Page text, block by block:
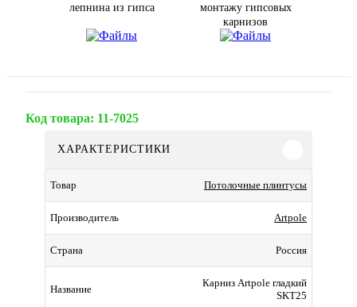
лепнина из гипса
монтажу гипсовых
карнизов
Код товара: 11-7025
ХАРАКТЕРИСТИКИ
Товар Потолочные плинтусы
Производитель Artpole
Страна Россия
Название
Карниз Artpole гладкий
SKT25